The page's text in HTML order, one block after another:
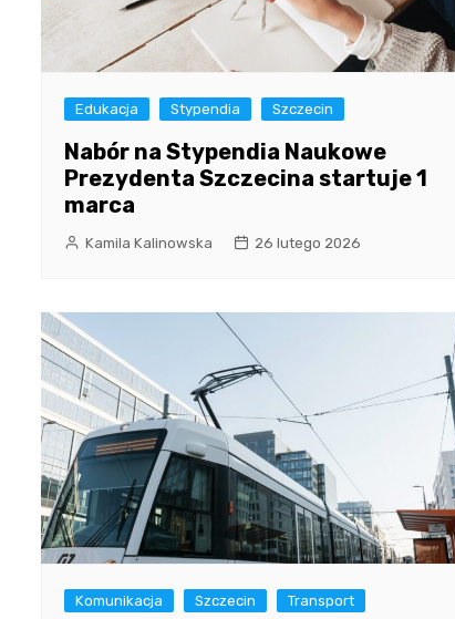
Edukacja Stypendia Szczecin
Nabór na Stypendia Naukowe
Prezydenta Szczecina startuje 1
marca
Kamila Kalinowska 26 lutego 2026
Komunikacja Szczecin Transport